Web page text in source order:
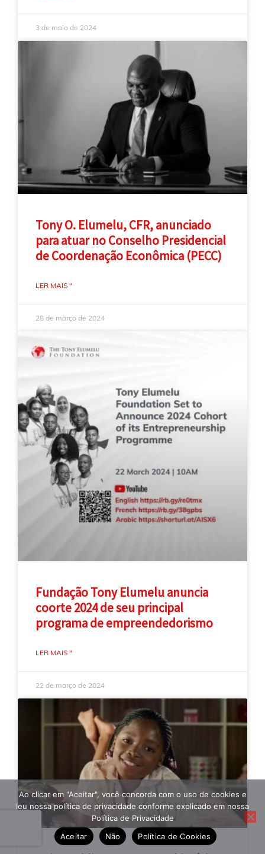
3 de maio de 2024
Tony O. Elumelu, CFR, anunciado
para atuar no Conselho Presidencial
de Coordenação Econômica (PECC)
LER MAIS "
28 de março de 2024
Fundação Tony Elumelu anuncia
coorte 2024 de seu principal
programa de empreendedorismo
LER MAIS "
22 de março de 2024
Ao clicar em "Aceitar", você concorda com o uso de cookies e
leu nossa política de privacidade conforme explicado em nossa
Política de Privacidade
Aceitar
Não Política de Cookies